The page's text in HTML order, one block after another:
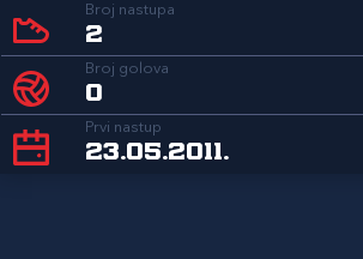
Broj nastupa
2
Broj golova
0
Prvi nastup
23.05.2011.